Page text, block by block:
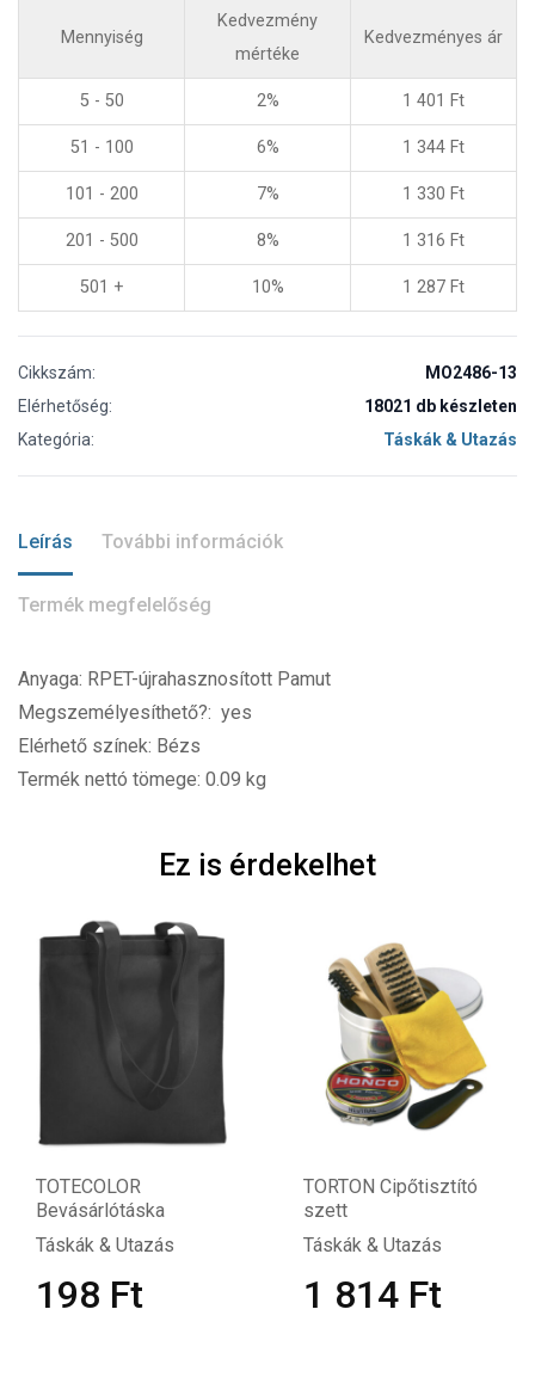
Mennyiség
Kedvezmény
mértéke
Kedvezményes ár
5 - 50 2% 1 401 Ft
51 - 100 6% 1 344 Ft
101 - 200 7% 1 330 Ft
201 - 500 8% 1 316 Ft
501 + 10% 1 287 Ft
Cikkszám:
MO2486-13
Elérhetőség:
18021 db készleten
Kategória:
Táskák & Utazás
Leírás További információk
Termék megfelelőség
Anyaga: RPET-újrahasznosított Pamut
Megszemélyesíthető?: yes
Elérhető színek: Bézs
Termék nettó tömege: 0.09 kg
Ez is érdekelhet
TOTECOLOR
Bevásárlótáska
Táskák & Utazás
198 Ft
TORTON Cipőtisztító
szett
Táskák & Utazás
1 814 Ft